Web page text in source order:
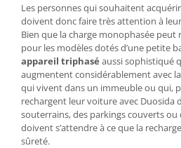
Les personnes qui souhaitent
doivent donc faire très attention à
Bien que la charge monophasée peut
pour les modèles dotés d’une petite
appareil triphasé aussi sophistiqué
augmentent considérablement avec
qui vivent dans un immeuble ou qui,
rechargent leur voiture avec Duosida
souterrains, des parkings couverts
doivent s’attendre à ce que la
sûreté.